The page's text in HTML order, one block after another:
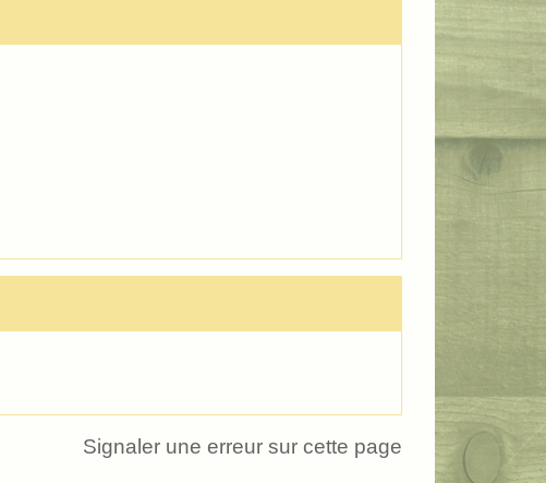
Signaler une erreur sur cette page